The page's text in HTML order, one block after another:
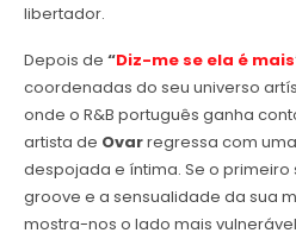
libertador.
Depois de “Diz-me se ela é mais
coordenadas do seu universo
onde o R&B português ganha
artista de Ovarregressa com
despojada e íntima. Se o
groove e a sensualidade da sua
mostra-nos o lado mais